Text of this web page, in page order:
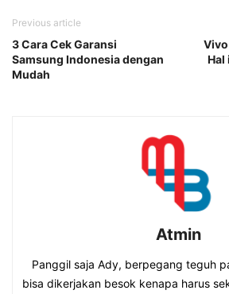
Previous article
3 Cara Cek Garansi
Samsung Indonesia dengan
Mudah
Hal
Atmin
Panggil saja Ady, berpegang teguh
bisa dikerjakan besok kenapa harus